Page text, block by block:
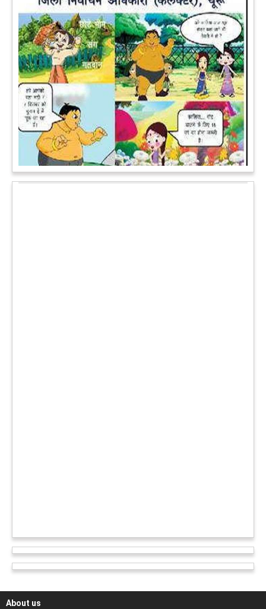
पेट पकड़ कर हंसने पर मजबूर हो जायेंगे आप जानवरों की ये अदाएं देखकर
कल्पना कीजिये उस दृश्य की, जिसमें कोई गिलहरी किसी मेंढक के साथ
लिप-लॉक कर रही हो। गिलहरी झूला झूल रही हो।आगे पढ़ें
About us